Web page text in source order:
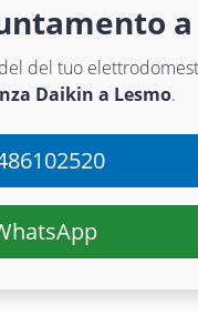
a
del tuo
Daikin a Lesmo.